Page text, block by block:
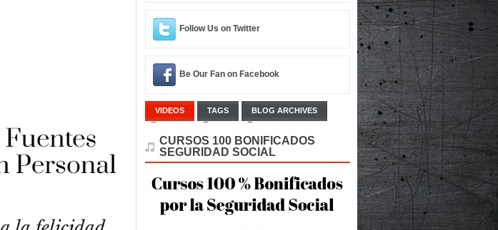
Follow Us on Twitter
Be Our Fan on Facebook
VIDEOS TAGS BLOG ARCHIVES
CURSOS 100 BONIFICADOS
SEGURIDAD SOCIAL